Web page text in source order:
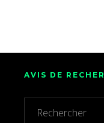
AVIS DE